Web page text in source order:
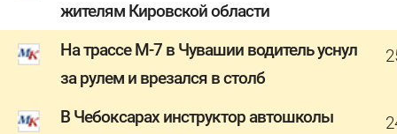
жителям Кировской области
На трассе М-7 в Чувашии водитель уснул
за рулем и врезался в столб
В Чебоксарах инструктор автошколы